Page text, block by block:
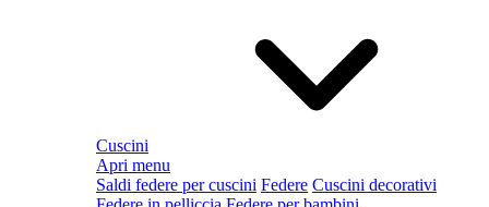
Cuscini
Apri menu
Saldi federe per cuscini Federe Cuscini decorativi